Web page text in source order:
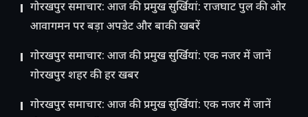
गोरखपुर समाचार: आज की प्रमुख सुर्खियां: राजघाट पुल की ओर
आवागमन पर बड़ा अपडेट और बाकी खबरें
गोरखपुर समाचार: आज की प्रमुख सुर्खियां: एक नजर में जानें
गोरखपुर शहर की हर खबर
गोरखपुर समाचार: आज की प्रमुख सुर्खियां: एक नजर में जानें